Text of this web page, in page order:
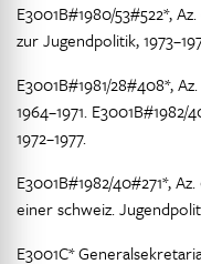
E3001B#1980/53#522*,
zur Jugendpolitik,
E3001B#1981/28#408*,
1964–1971.
1972–1977.
E3001B#1982/40#271*,
einer schweiz.
E3001C*